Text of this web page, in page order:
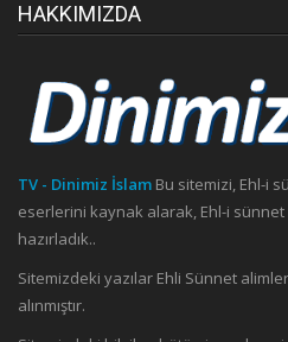
HAKKIMIZDA
TV - Dinimiz İslam Bu sitemizi, Ehl-i
eserlerini kaynak alarak, Ehl-i
hazırladık..
Sitemizdeki yazılar Ehli Sünnet
alınmıştır.